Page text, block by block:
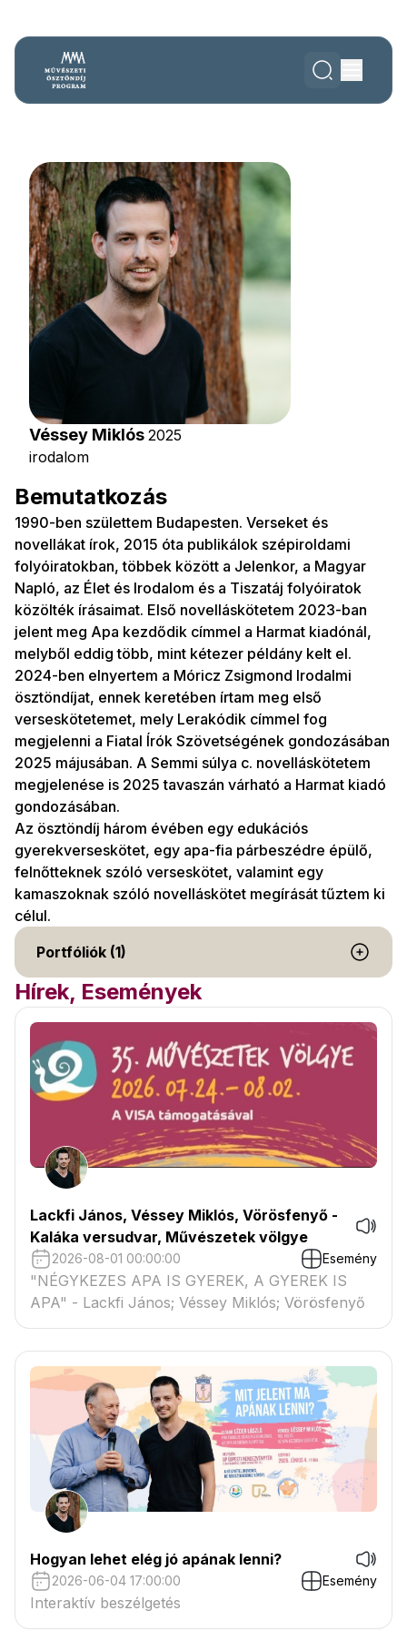
Véssey Miklós 2025
irodalom
Bemutatkozás
1990-ben születtem Budapesten. Verseket és
novellákat írok, 2015 óta publikálok szépiroldami
folyóiratokban, többek között a Jelenkor, a Magyar
Napló, az Élet és Irodalom és a Tiszatáj folyóiratok
közölték írásaimat. Első novelláskötetem 2023-ban
jelent meg Apa kezdődik címmel a Harmat kiadónál,
melyből eddig több, mint kétezer példány kelt el.
2024-ben elnyertem a Móricz Zsigmond Irodalmi
ösztöndíjat, ennek keretében írtam meg első
verseskötetemet, mely Lerakódik címmel fog
megjelenni a Fiatal Írók Szövetségének gondozásában
2025 májusában. A Semmi súlya c. novelláskötetem
megjelenése is 2025 tavaszán várható a Harmat kiadó
gondozásában.
Az ösztöndíj három évében egy edukációs
gyerekverseskötet, egy apa-fia párbeszédre épülő,
felnőtteknek szóló verseskötet, valamint egy
kamaszoknak szóló novelláskötet megírását tűztem ki
célul.
Portfóliók (1)
Hírek, Események
Lackfi János, Véssey Miklós, Vörösfenyő -
Kaláka versudvar, Művészetek völgye
2026-08-01 00:00:00 Esemény
"NÉGYKEZES APA IS GYEREK, A GYEREK IS
APA" - Lackfi János; Véssey Miklós; Vörösfenyő
Hogyan lehet elég jó apának lenni?
2026-06-04 17:00:00 Esemény
Interaktív beszélgetés